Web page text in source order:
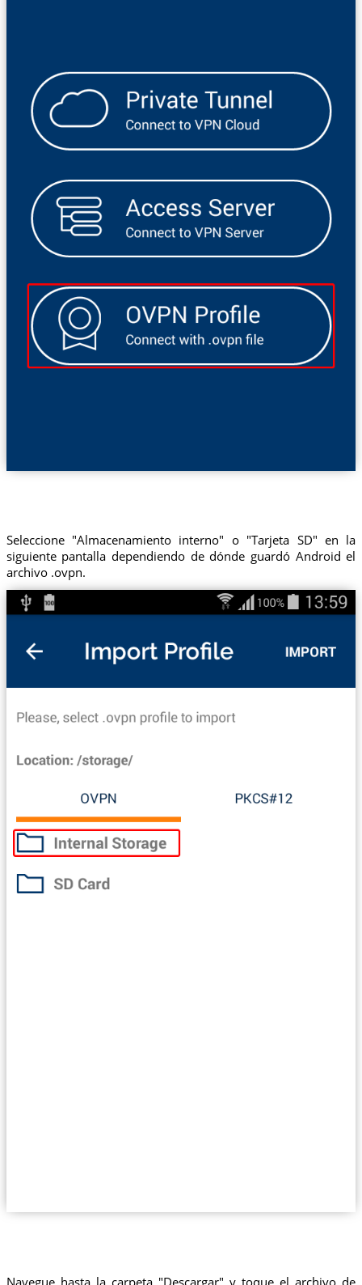
Seleccione "Almacenamiento interno" o "Tarjeta SD" en la
siguiente pantalla dependiendo de dónde guardó Android el
archivo .ovpn.
Navegue hasta la carpeta "Descargar" y toque el archivo de